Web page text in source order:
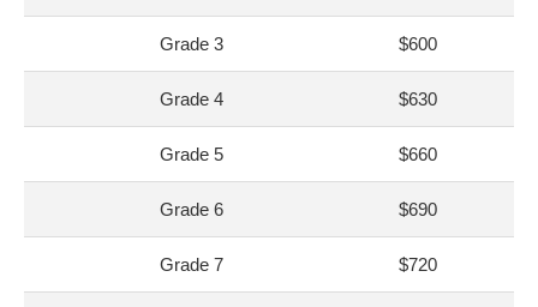
Grade 3 $600
Grade 4 $630
Grade 5 $660
Grade 6 $690
Grade 7 $720